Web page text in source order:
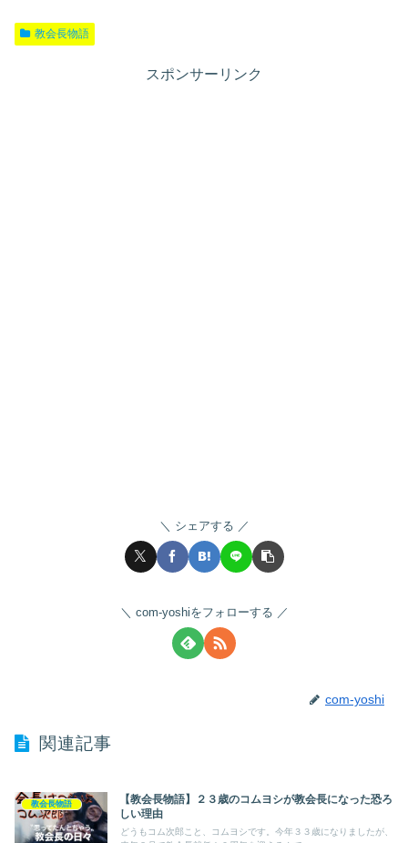
教会長物語
スポンサーリンク
シェアする
com-yoshiをフォローする
com-yoshi
関連記事
教会長物語
【教会長物語】２３歳のコムヨシが教会長になった恐ろ
しい理由
どうもコム次郎こと、コムヨシです。今年３３歳になりましたが、